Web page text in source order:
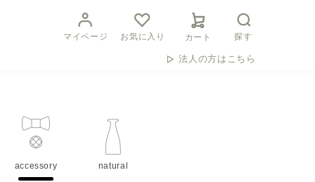
マイページ お気に入り カート 探す
法人の方はこちら
accessory natural